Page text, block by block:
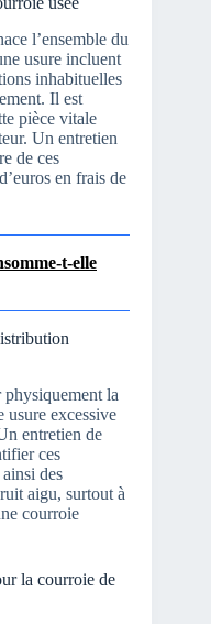
l’ensemble du
usure incluent
inhabituelles
Il est
pièce vitale
Un entretien
de ces
en frais de
t-elle
la
usure excessive
entretien de
ces
des
aigu, surtout à
courroie
la courroie de